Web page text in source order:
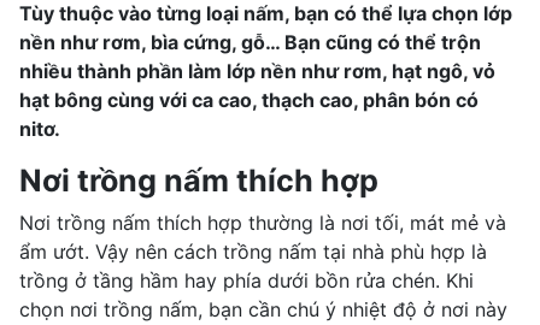
Tùy thuộc vào từng loại nấm, bạn có thể lựa chọn lớp
nền như rơm, bìa cứng, gỗ… Bạn cũng có thể trộn
nhiều thành phần làm lớp nền như rơm, hạt ngô, vỏ
hạt bông cùng với ca cao, thạch cao, phân bón có
nitơ.
Nơi trồng nấm thích hợp
Nơi trồng nấm thích hợp thường là nơi tối, mát mẻ và
ẩm ướt. Vậy nên cách trồng nấm tại nhà phù hợp là
trồng ở tầng hầm hay phía dưới bồn rửa chén. Khi
chọn nơi trồng nấm, bạn cần chú ý nhiệt độ ở nơi này